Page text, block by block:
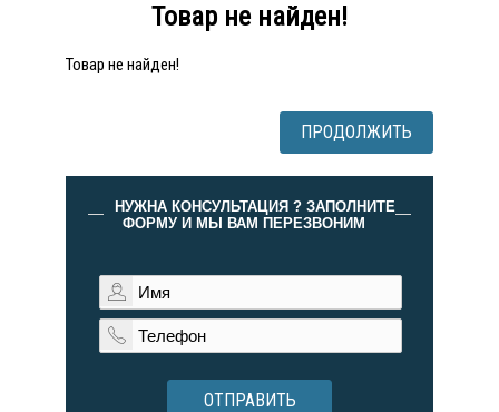
Товар не найден!
Товар не найден!
ПРОДОЛЖИТЬ
НУЖНА КОНСУЛЬТАЦИЯ ? ЗАПОЛНИТЕ
ФОРМУ И МЫ ВАМ ПЕРЕЗВОНИМ
ОТПРАВИТЬ